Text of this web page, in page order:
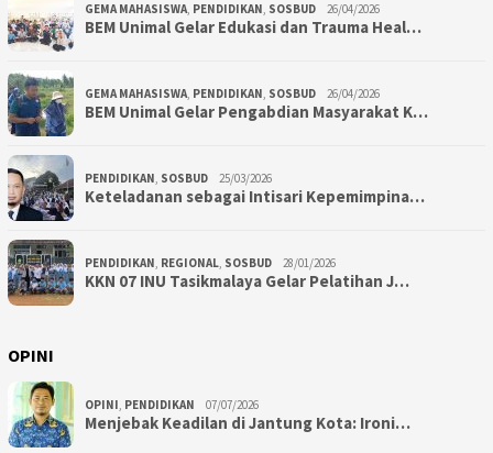
GEMA MAHASISWA PENDIDIKAN SOSBUD 26/04/2026
BEM Unimal Gelar Edukasi dan Trauma Heal…
GEMA MAHASISWA PENDIDIKAN SOSBUD 26/04/2026
BEM Unimal Gelar Pengabdian Masyarakat K…
PENDIDIKAN SOSBUD 25/03/2026
Keteladanan sebagai Intisari Kepemimpina…
PENDIDIKAN REGIONAL SOSBUD 28/01/2026
KKN 07 INU Tasikmalaya Gelar Pelatihan J…
OPINI
OPINI PENDIDIKAN 07/07/2026
Menjebak Keadilan di Jantung Kota: Ironi…